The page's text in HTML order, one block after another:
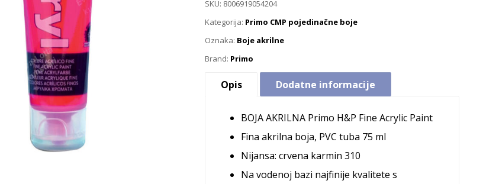
SKU: 8006919054204
Kategorija: Primo CMP pojedinačne boje
Oznaka: Boje akrilne
Brand: Primo
Opis Dodatne informacije
BOJA AKRILNA Primo H&P Fine Acrylic Paint
Fina akrilna boja, PVC tuba 75 ml
Nijansa: crvena karmin 310
Na vodenoj bazi najfinije kvalitete s